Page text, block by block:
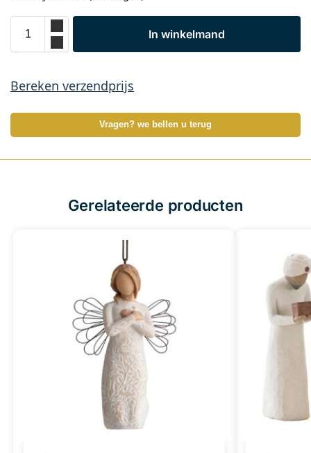
In winkelmand
Bereken verzendprijs
Vragen? we bellen u terug
Gerelateerde producten